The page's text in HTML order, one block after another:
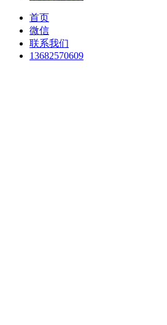
首页
微信
联系我们
13682570609